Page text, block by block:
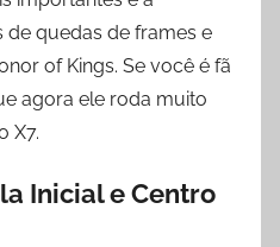
quedas de frames e
of Kings. Se você é fã
agora ele roda muito
X7.
Inicial e Centro